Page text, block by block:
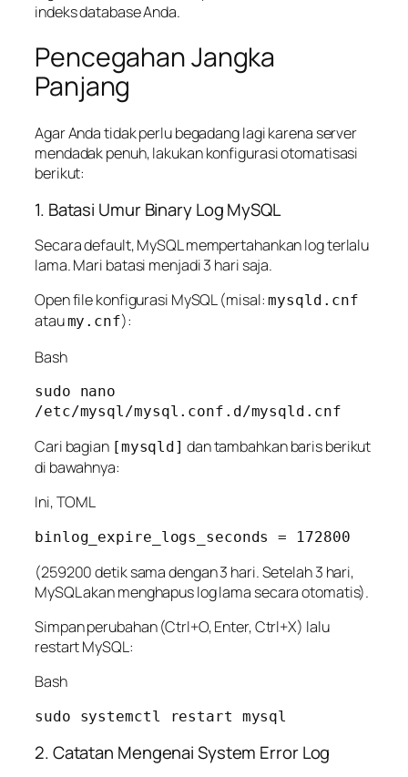
indeks database Anda.
Pencegahan Jangka
Panjang
Agar Anda tidak perlu begadang lagi karena server
mendadak penuh, lakukan konfigurasi otomatisasi
berikut:
1. Batasi Umur Binary Log MySQL
Secara default, MySQL mempertahankan log terlalu
lama. Mari batasi menjadi 3 hari saja.
Open file konfigurasi MySQL (misal:mysqld.cnf
ataumy.cnf):
Bash
sudo nano
Cari bagian [mysqld] dan tambahkan baris berikut
di bawahnya:
Ini, TOML
(259200 detik sama dengan 3 hari. Setelah 3 hari,
MySQL akan menghapus log lama secara otomatis).
Simpan perubahan (Ctrl+O, Enter, Ctrl+X) lalu
restart MySQL:
Bash
2. Catatan Mengenai System Error Log